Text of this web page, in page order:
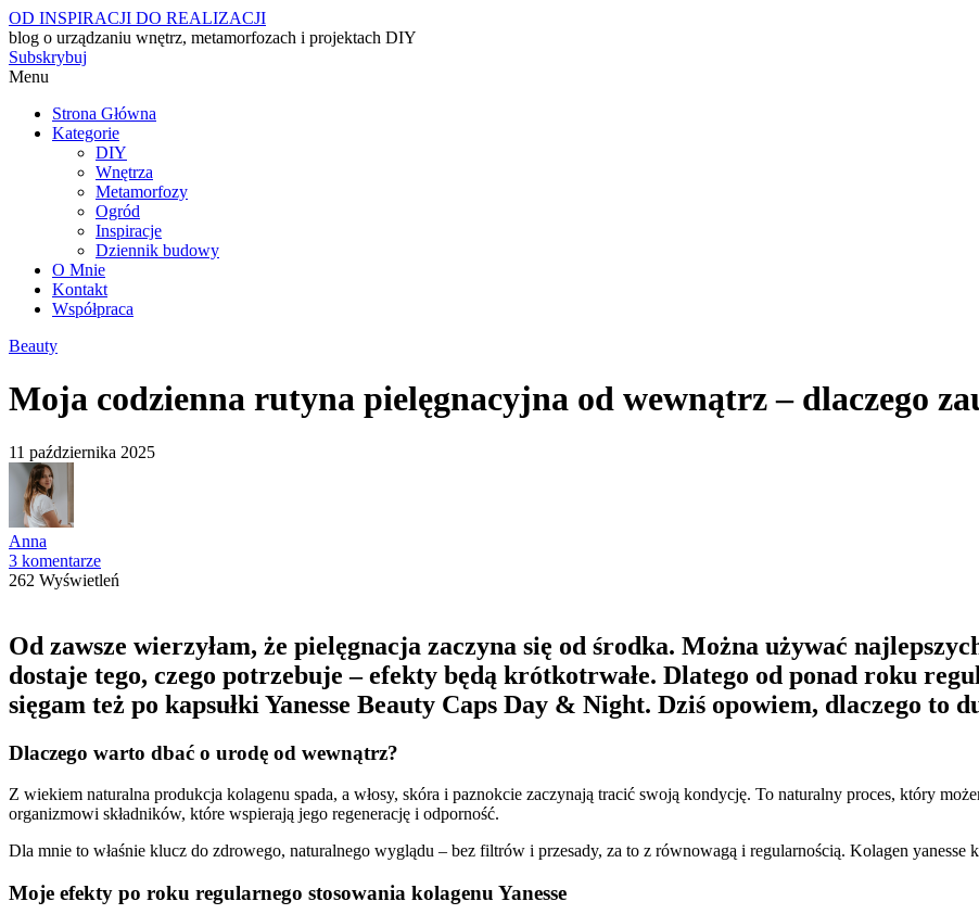
OD INSPIRACJI DO REALIZACJI
blog o urządzaniu wnętrz, metamorfozach i projektach DIY
Subskrybuj
Menu
Strona Główna
Kategorie
DIY
Wnętrza
Metamorfozy
Ogród
Inspiracje
Dziennik budowy
O Mnie
Kontakt
Współpraca
Beauty
Moja codzienna rutyna pielęgnacyjna od wewnątrz – dlaczego
11 października 2025
Anna
3 komentarze
262 Wyświetleń
Od zawsze wierzyłam, że pielęgnacja zaczyna się od środka. Można używać
dostaje tego, czego potrzebuje – efekty będą krótkotrwałe. Dlatego od ponad roku
sięgam też po kapsułki Yanesse Beauty Caps Day & Night. Dziś opowiem, dlaczego to
Dlaczego warto dbać o urodę od wewnątrz?
Z wiekiem naturalna produkcja kolagenu spada, a włosy, skóra i paznokcie zaczynają tracić swoją kondycję. To naturalny proces, który
organizmowi składników, które wspierają jego regenerację i odporność.
Dla mnie to właśnie klucz do zdrowego, naturalnego wyglądu – bez filtrów i przesady, za to z równowagą i regularnością. Kolagen yanesse
Moje efekty po roku regularnego stosowania kolagenu Yanesse